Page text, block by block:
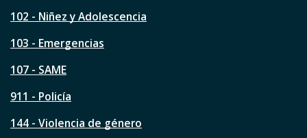
s
a
á
i
a
102 - Niñez y Adolescencia
103 - Emergencias
107 - SAME
911 - Policía
144 - Violencia de género